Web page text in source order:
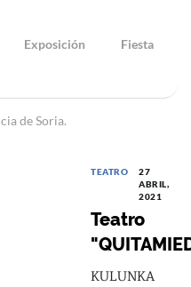
Exposición Fiesta
de Soria.
TEATRO
27
ABRIL,
2021
Teatro
KULUNKA